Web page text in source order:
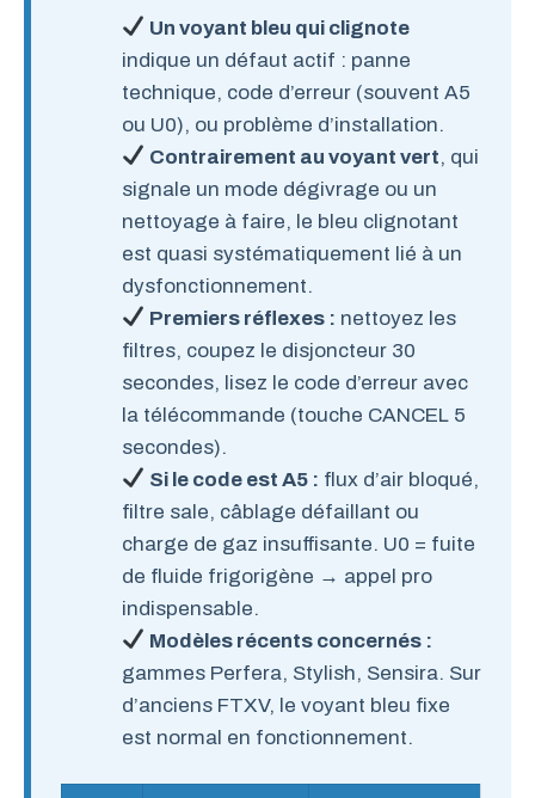
Un voyant bleu qui clignote
indique un défaut actif : panne
technique, code d’erreur (souvent A5
ou U0), ou problème d’installation.
Contrairement au voyant vert, qui
signale un mode dégivrage ou un
nettoyage à faire, le bleu clignotant
est quasi systématiquement lié à un
dysfonctionnement.
Premiers réflexes : nettoyez les
filtres, coupez le disjoncteur 30
secondes, lisez le code d’erreur avec
la télécommande (touche CANCEL 5
secondes).
Si le code est A5 : flux d’air bloqué,
filtre sale, câblage défaillant ou
charge de gaz insuffisante. U0 = fuite
de fluide frigorigène → appel pro
indispensable.
Modèles récents concernés :
gammes Perfera, Stylish, Sensira. Sur
d’anciens FTXV, le voyant bleu fixe
est normal en fonctionnement.